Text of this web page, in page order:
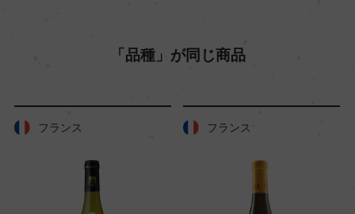
「品種」が同じ商品
フランス フランス